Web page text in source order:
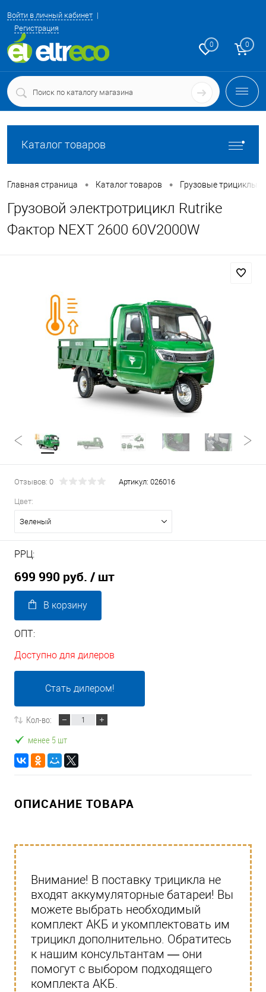
Войти в личный кабинет
Регистрация
0 0
Каталог товаров
Главная страница • Каталог товаров • Грузовые трициклы
Грузовой электротрицикл Rutrike
Фактор NEXT 2600 60V2000W
Отзывов: 0 Артикул: 026016
Цвет:
Зеленый
РРЦ:
699 990 руб. / шт
В корзину
ОПТ:
Доступно для дилеров
Стать дилером!
Кол-во:
менее 5 шт
ОПИСАНИЕ ТОВАРА
Внимание! В поставку трицикла не
входят аккумуляторные батареи! Вы
можете выбрать необходимый
комплект АКБ и укомплектовать им
трицикл дополнительно. Обратитесь
к нашим консультантам — они
помогут с выбором подходящего
комплекта АКБ.